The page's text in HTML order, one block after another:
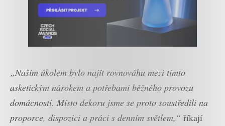
„Naším úkolem bylo najít rovnováhu mezi tímto
asketickým nárokem a potřebami běžného provozu
domácnosti. Místo dekoru jsme se proto soustředili na
proporce, dispozici a práci s denním světlem,“ říkají